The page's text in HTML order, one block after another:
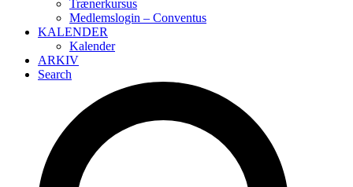
Trænerkursus
Medlemslogin – Conventus
KALENDER
Kalender
ARKIV
Search